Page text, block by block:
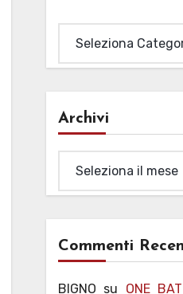
Archivi
Commenti
BIGNO su ONE